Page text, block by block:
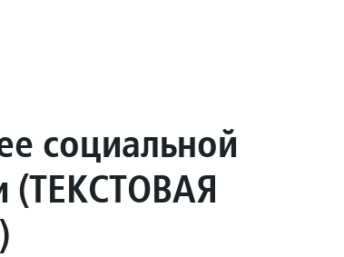
социальной
(ТЕКСТОВАЯ